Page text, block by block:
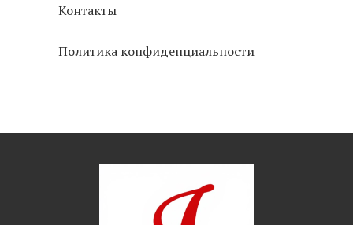
Контакты
Политика конфиденциальности